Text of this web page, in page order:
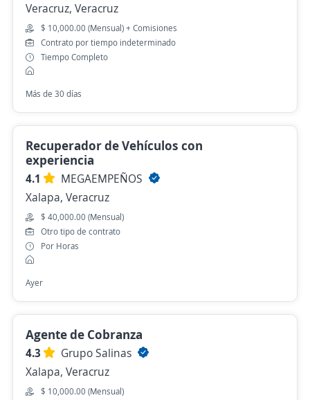
Veracruz, Veracruz
$ 10,000.00 (Mensual) + Comisiones
Contrato por tiempo indeterminado
Tiempo Completo
Más de 30 días
Recuperador de Vehículos con
experiencia
4.1
MEGAEMPEÑOS
Xalapa, Veracruz
$ 40,000.00 (Mensual)
Otro tipo de contrato
Por Horas
Ayer
Agente de Cobranza
4.3
Grupo Salinas
Xalapa, Veracruz
$ 10,000.00 (Mensual)